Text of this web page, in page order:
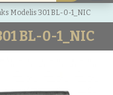
Modelis 301 BL-0-1_NIC
BL-0-1_NIC